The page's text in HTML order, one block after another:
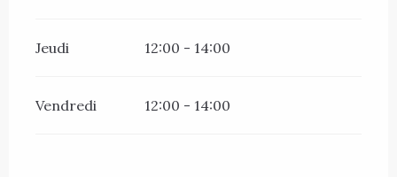
Jeudi 12:00 - 14:00
Vendredi 12:00 - 14:00